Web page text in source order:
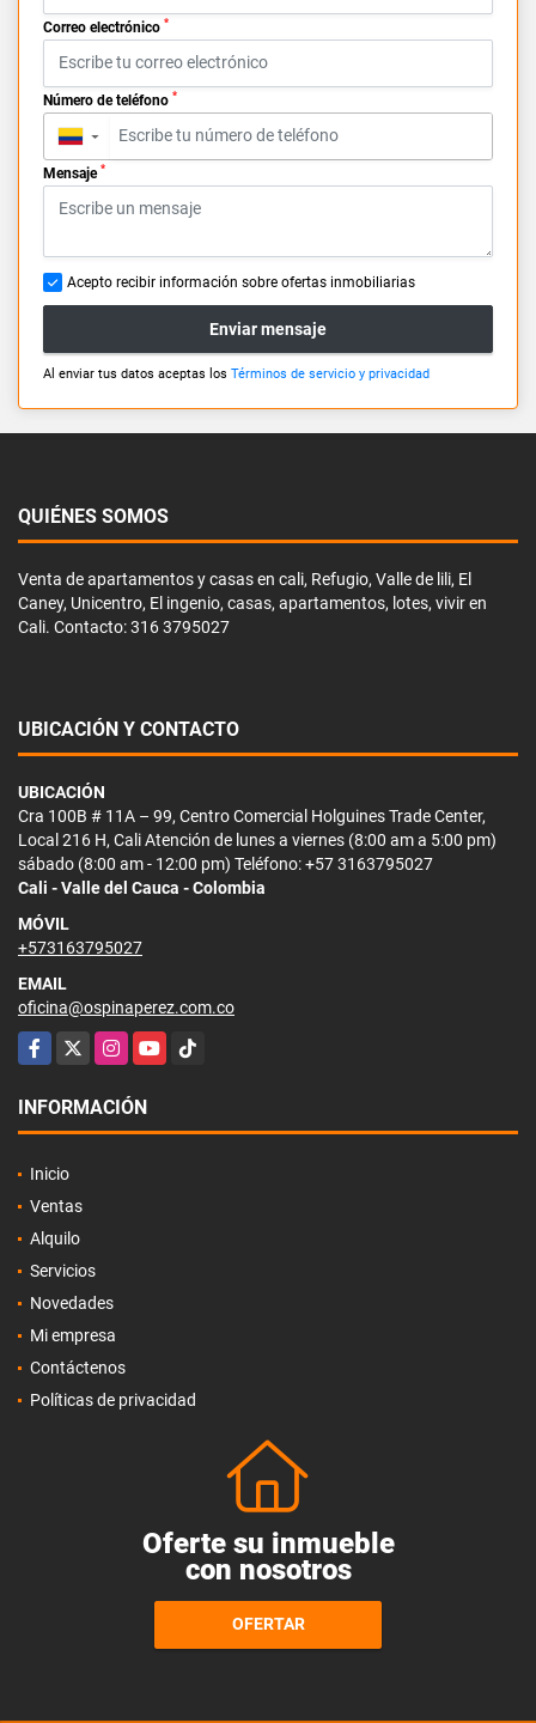
Correo electrónico *
Número de teléfono *
▼
Mensaje *
Acepto recibir información sobre ofertas inmobiliarias
Enviar mensaje
Al enviar tus datos aceptas los Términos de servicio y privacidad
QUIÉNES SOMOS
Venta de apartamentos y casas en cali, Refugio, Valle de lili, El
Caney, Unicentro, El ingenio, casas, apartamentos, lotes, vivir en
Cali. Contacto: 316 3795027
UBICACIÓN Y CONTACTO
UBICACIÓN
Cra 100B # 11A – 99, Centro Comercial Holguines Trade Center,
Local 216 H, Cali Atención de lunes a viernes (8:00 am a 5:00 pm)
sábado (8:00 am - 12:00 pm) Teléfono: +57 3163795027
Cali - Valle del Cauca - Colombia
MÓVIL
+573163795027
EMAIL
oficina@ospinaperez.com.co
Facebook
X InstagramYouTubeTikTok
INFORMACIÓN
Inicio
Ventas
Alquilo
Servicios
Novedades
Mi empresa
Contáctenos
Políticas de privacidad
Oferte su inmueble
con nosotros
OFERTAR